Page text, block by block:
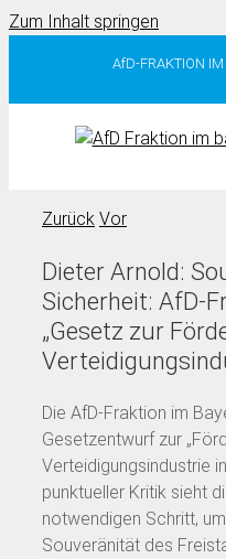
Zum Inhalt springen
AfD-FRAKTION
Zurück Vor
Dieter Arnold:
Sicherheit: AfD-
„Gesetz zur
Die AfD-Fraktion im
Gesetzentwurf zur
Verteidigungsindustrie
punktueller Kritik sieht
notwendigen Schritt,
Souveränität des